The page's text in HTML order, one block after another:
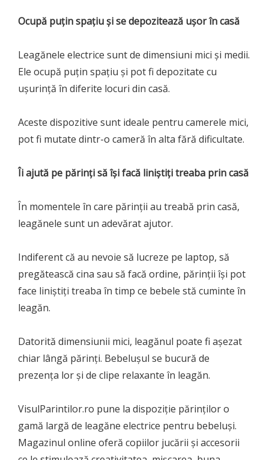
Ocupă puțin spațiu și se depozitează ușor în casă
Leagănele electrice sunt de dimensiuni mici și medii.
Ele ocupă puțin spațiu și pot fi depozitate cu
ușurință în diferite locuri din casă.
Aceste dispozitive sunt ideale pentru camerele mici,
pot fi mutate dintr-o cameră în alta fără dificultate.
Îi ajută pe părinți să își facă liniștiți treaba prin casă
În momentele în care părinții au treabă prin casă,
leagănele sunt un adevărat ajutor.
Indiferent că au nevoie să lucreze pe laptop, să
pregătească cina sau să facă ordine, părinții își pot
face liniștiți treaba în timp ce bebele stă cuminte în
leagăn.
Datorită dimensiunii mici, leagănul poate fi așezat
chiar lângă părinți. Bebelușul se bucură de
prezența lor și de clipe relaxante în leagăn.
VisulParintilor.ro pune la dispoziție părinților o
gamă largă de leagăne electrice pentru bebeluși.
Magazinul online oferă copiilor jucării și accesorii